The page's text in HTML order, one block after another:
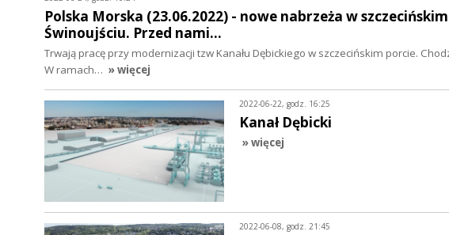
Polska Morska (23.06.2022) - nowe nabrzeża w
Świnoujściu. Przed nami…
Trwają pracę przy modernizacji tzw Kanału Dębickiego w szczecińskim porcie.
W ramach… » więcej
2022-06-22, godz. 16:25
Kanał Dębicki
» więcej
2022-06-08, godz. 21:45